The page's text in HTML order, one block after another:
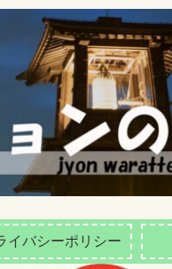
イバシーポリシー